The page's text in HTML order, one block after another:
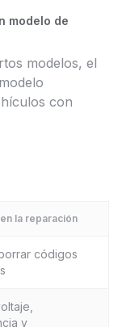
modelo de
modelos, el
con
la reparación
códigos
y